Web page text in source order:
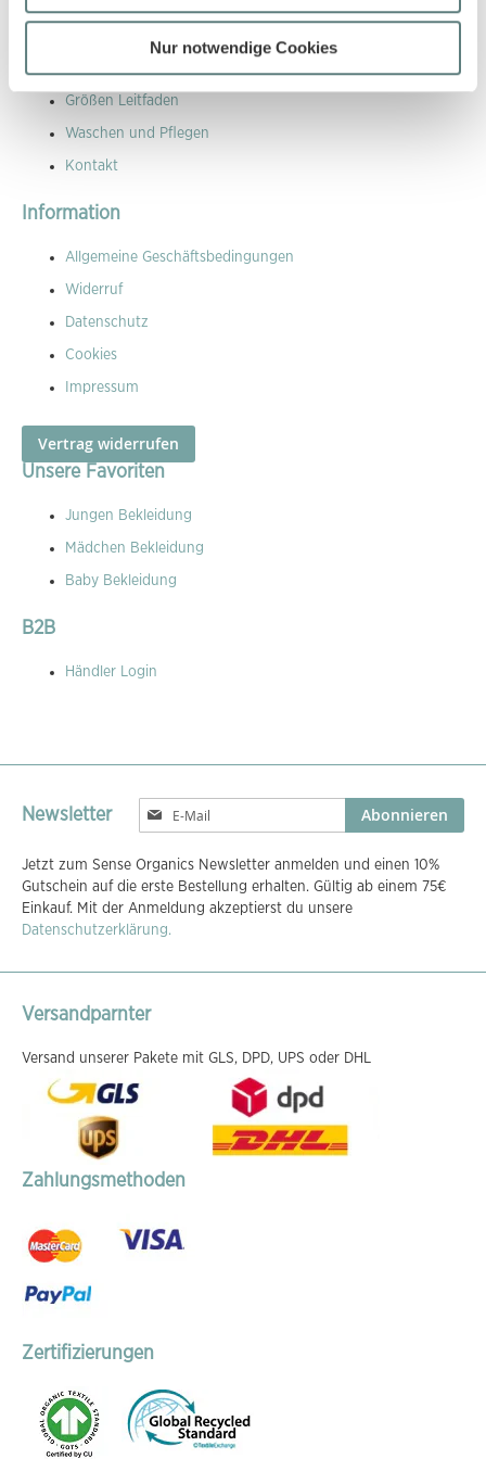
Nur notwendige Cookies
Größen Leitfaden
Waschen und Pflegen
Kontakt
Information
Allgemeine Geschäftsbedingungen
Widerruf
Datenschutz
Cookies
Impressum
Vertrag widerrufen
Unsere Favoriten
Jungen Bekleidung
Mädchen Bekleidung
Baby Bekleidung
B2B
Händler Login
Newsletter
Melden
Sie
für
unseren
Newsletter
an:
Abonnieren
Jetzt zum Sense Organics Newsletter anmelden und einen 10%
Gutschein auf die erste Bestellung erhalten. Gültig ab einem 75€
Einkauf. Mit der Anmeldung akzeptierst du unsere
Datenschutzerklärung.
Versandparnter
Versand unserer Pakete mit GLS, DPD, UPS oder DHL
Zahlungsmethoden
Zertifizierungen